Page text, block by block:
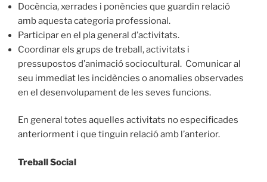
Docència, xerrades i ponències que guardin relació
amb aquesta categoria professional.
Participar en el pla general d’activitats.
Coordinar els grups de treball, activitats i
pressupostos d’animació sociocultural. Comunicar al
seu immediat les incidències o anomalies observades
en el desenvolupament de les seves funcions.
En general totes aquelles activitats no especificades
anteriorment i que tinguin relació amb l’anterior.
Treball Social